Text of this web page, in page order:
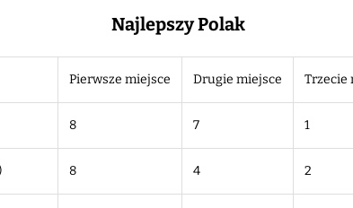
Najlepszy Polak
Pierwsze miejsce Drugie miejsce Trzecie
8 7 1
8 4 2